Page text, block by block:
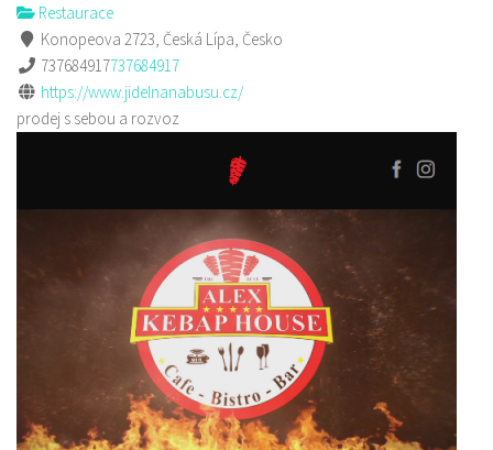
Restaurace
Konopeova 2723, Česká Lípa, Česko
737684917737684917
https://www.jidelnanabusu.cz/
prodej s sebou a rozvoz